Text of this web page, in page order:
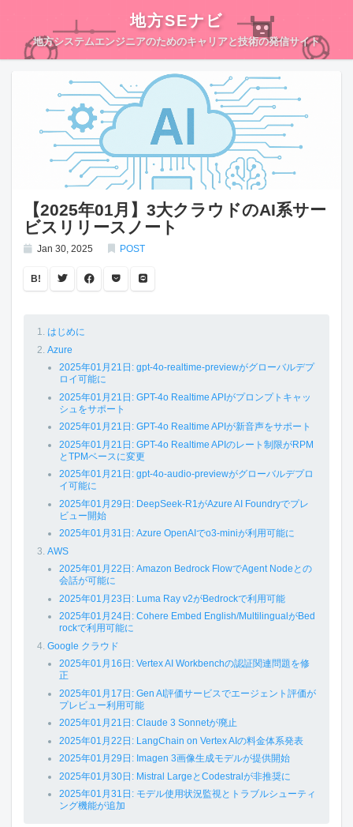
地方SEナビ
地方システムエンジニアのためのキャリアと技術の発信サイト
【2025年01月】3大クラウドのAI系サー
ビスリリースノート
Jan 30, 2025 POST
B!
はじめに
Azure
2025年01月21日: gpt-4o-realtime-previewがグローバルデプ
ロイ可能に
2025年01月21日: GPT-4o Realtime APIがプロンプトキャッ
シュをサポート
2025年01月21日: GPT-4o Realtime APIが新音声をサポート
2025年01月21日: GPT-4o Realtime APIのレート制限がRPM
とTPMベースに変更
2025年01月21日: gpt-4o-audio-previewがグローバルデプロ
イ可能に
2025年01月29日: DeepSeek-R1がAzure AI Foundryでプレ
ビュー開始
2025年01月31日: Azure OpenAIでo3-miniが利用可能に
AWS
2025年01月22日: Amazon Bedrock FlowでAgent Nodeとの
会話が可能に
2025年01月23日: Luma Ray v2がBedrockで利用可能
2025年01月24日: Cohere Embed English/MultilingualがBed
rockで利用可能に
Google クラウド
2025年01月16日: Vertex AI Workbenchの認証関連問題を修
正
2025年01月17日: Gen AI評価サービスでエージェント評価が
プレビュー利用可能
2025年01月21日: Claude 3 Sonnetが廃止
2025年01月22日: LangChain on Vertex AIの料金体系発表
2025年01月29日: Imagen 3画像生成モデルが提供開始
2025年01月30日: Mistral LargeとCodestralが非推奨に
2025年01月31日: モデル使用状況監視とトラブルシューティ
ング機能が追加